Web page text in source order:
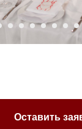
Оставить